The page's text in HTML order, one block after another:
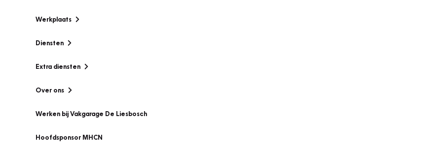
Werkplaats
Diensten
Extra diensten
Over ons
Werken bij Vakgarage De Liesbosch
Hoofdsponsor MHCN